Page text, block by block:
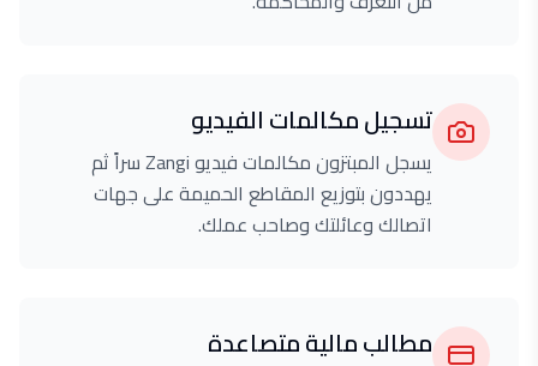
تسجيل مكالمات الفيديو
يسجل المبتزون مكالمات فيديو Zangi سراً ثم
يهددون بتوزيع المقاطع الحميمة على جهات
اتصالك وعائلتك وصاحب عملك.
مطالب مالية متصاعدة